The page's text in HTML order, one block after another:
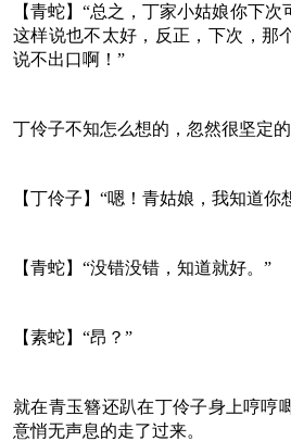
【青蛇】“总之，丁家小姑娘你下
这样说也不太好，反正，下次，
说不出口啊！”
丁伶子不知怎么想的，忽然很坚定的
【丁伶子】“嗯！青姑娘，我知道你
【青蛇】“没错没错，知道就好。”
【素蛇】“昂？”
就在青玉簪还趴在丁伶子身上哼哼
意悄无声息的走了过来。